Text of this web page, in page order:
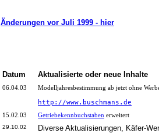
Änderungen vor Juli 1999 - hier
Datum Aktualisierte oder neue Inhalte
06.04.03 Modelljahresbestimmung ab jetzt ohne
http://www.buschmans.de
15.02.03 Getriebekennbuchstaben erweitert
29.10.02 Diverse Aktualisierungen, Käfer-